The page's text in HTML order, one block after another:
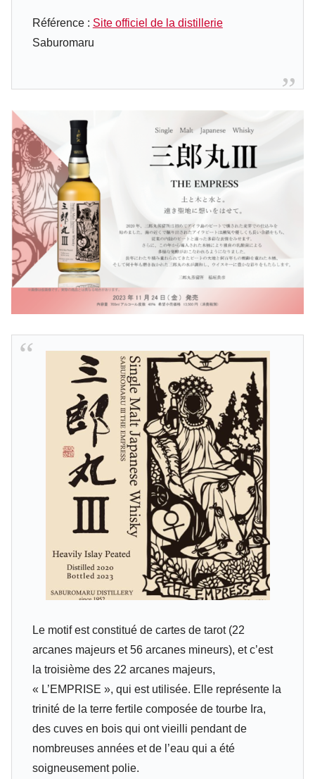
Référence : Site officiel de la distillerie
Saburomaru
Le motif est constitué de cartes de tarot (22
arcanes majeurs et 56 arcanes mineurs), et c’est
la troisième des 22 arcanes majeurs,
« L’EMPRISE », qui est utilisée. Elle représente la
trinité de la terre fertile composée de tourbe Ira,
des cuves en bois qui ont vieilli pendant de
nombreuses années et de l’eau qui a été
soigneusement polie.